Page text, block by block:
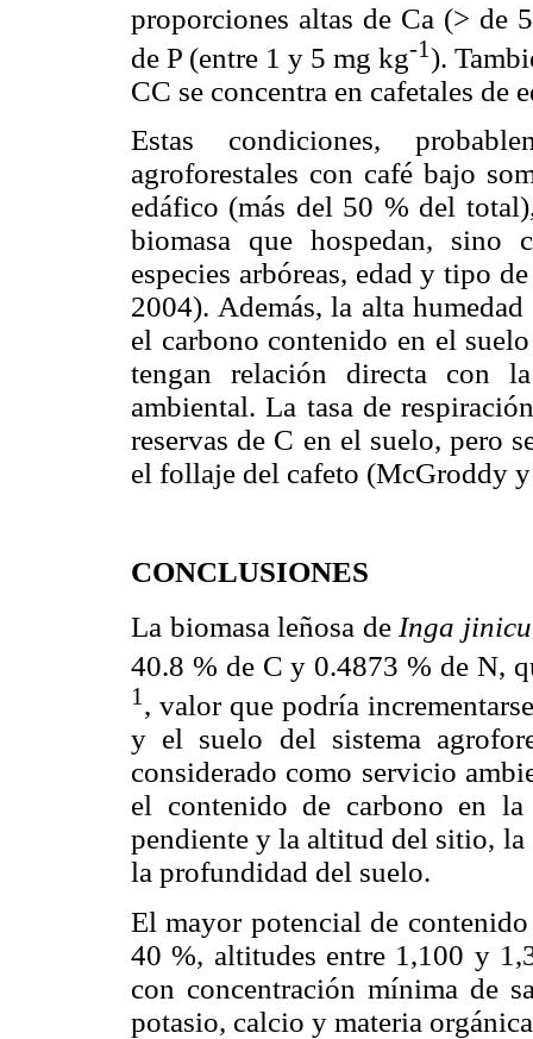
proporciones altas de Ca (> de
de P (entre 1 y 5 mg kg-1).
CC se concentra en cafetales de
Estas condiciones,
agroforestales con café bajo
edáfico (más del 50 % del
biomasa que hospedan, sino
especies arbóreas, edad y tipo
2004). Además, la alta
el carbono contenido en el
tengan relación directa con
ambiental. La tasa de
reservas de C en el suelo, pero
el follaje del cafeto (McGroddy
CONCLUSIONES
La biomasa leñosa de Inga
40.8 % de C y 0.4873 % de N,
1 , valor que podría
y el suelo del sistema
considerado como servicio
el contenido de carbono en
pendiente y la altitud del sitio,
la profundidad del suelo.
El mayor potencial de contenido
40 %, altitudes entre 1,100 y
con concentración mínima de
potasio, calcio y materia